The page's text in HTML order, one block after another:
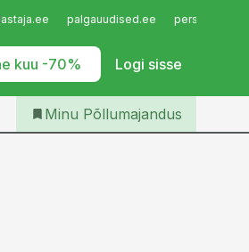
palgauudised.ee
kuu -70% Logi sisse
Iseteenindus
Telli Põllumajandus
Minu Põllumajandus